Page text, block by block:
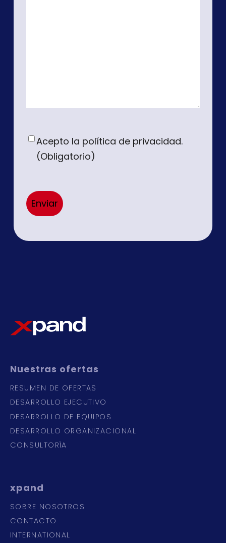
Consent(Obligatorio)
Acepto la política de privacidad.
(Obligatorio)
Nuestras ofertas
RESUMEN DE OFERTAS
DESARROLLO EJECUTIVO
DESARROLLO DE EQUIPOS
DESARROLLO ORGANIZACIONAL
CONSULTORÍA
xpand
SOBRE NOSOTROS
CONTACTO
INTERNATIONAL